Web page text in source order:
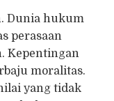
Dunia hukum
perasaan
Kepentingan
moralitas.
yang tidak